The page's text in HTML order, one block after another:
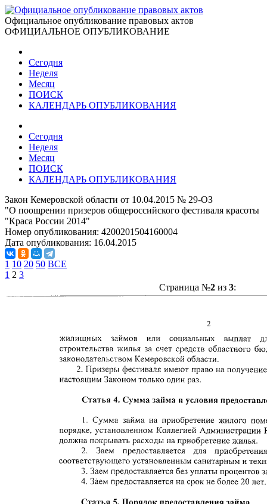
Официальное опубликование правовых актов
ОФИЦИАЛЬНОЕ ОПУБЛИКОВАНИЕ
Сегодня
Неделя
Месяц
ПОИСК
КАЛЕНДАРЬ ОПУБЛИКОВАНИЯ
Сегодня
Неделя
Месяц
ПОИСК
КАЛЕНДАРЬ ОПУБЛИКОВАНИЯ
Закон Кемеровской области от 10.04.2015 № 29-ОЗ
"О поощрении призеров общероссийского фестиваля красоты
"Краса России 2014"
Номер опубликования: 4200201504160004
Дата опубликования: 16.04.2015
1 10 20 50 ВСЕ
1 2 3
Страница №2из 3: